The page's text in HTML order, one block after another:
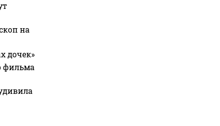
на
дочек»
фильма